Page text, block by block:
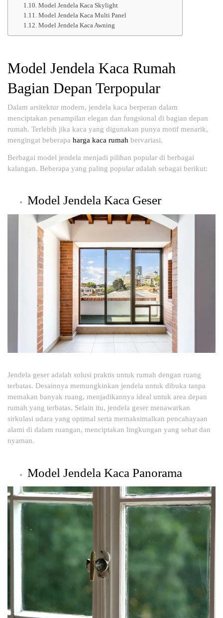
Model Jendela Kaca Skylight
Model Jendela Kaca Multi Panel
Model Jendela Kaca Awning
Model Jendela Kaca Rumah
Bagian Depan Terpopular
Dalam arsitektur modern, jendela kaca berperan dalam
menciptakan penampilan elegan dan fungsional di bagian depan
rumah. Terlebih jika kaca yang digunakan punya motif menarik,
mengingat beberapa harga kaca rumah bervariasi.
Berbagai model jendela menjadi pilihan popular di berbagai
kalangan. Beberapa yang paling popular adalah sebagai berikut:
Model Jendela Kaca Geser
Jendela geser adalah solusi praktis untuk rumah dengan ruang
terbatas. Desainnya memungkinkan jendela untuk dibuka tanpa
memakan banyak ruang, menjadikannya ideal untuk area depan
rumah yang terbatas. Selain itu, jendela geser menawarkan
sirkulasi udara yang optimal serta memaksimalkan pencahayaan
alami di dalam ruangan, menciptakan lingkungan yang sehat dan
nyaman.
Model Jendela Kaca Panorama